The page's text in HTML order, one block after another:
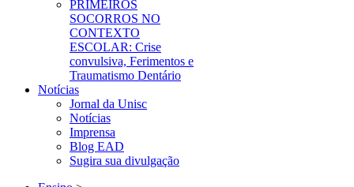
PRIMEIROS
SOCORROS NO
CONTEXTO
ESCOLAR: Crise
convulsiva, Ferimentos e
Traumatismo Dentário
Notícias
Jornal da Unisc
Notícias
Imprensa
Blog EAD
Sugira sua divulgação